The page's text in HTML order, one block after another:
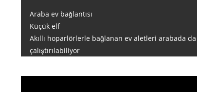
Araba ev bağlantısı
Küçük elf
Akıllı hoparlörlerle bağlanan ev aletleri arabada da
çalıştırılabiliyor